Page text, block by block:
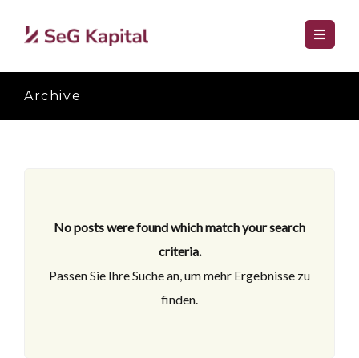
Archive
No posts were found which match your search
criteria.
Passen Sie Ihre Suche an, um mehr Ergebnisse zu
finden.